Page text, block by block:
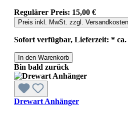
Regulärer Preis: 15,00 €
Preis inkl. MwSt. zzgl. Versandkosten
Sofort verfügbar, Lieferzeit: *
In den Warenkorb
Bin bald zurück
Drewart Anhänger